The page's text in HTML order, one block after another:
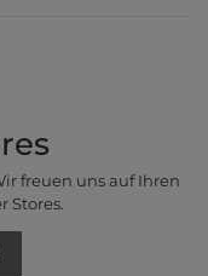
freuen uns auf Ihren
Stores.